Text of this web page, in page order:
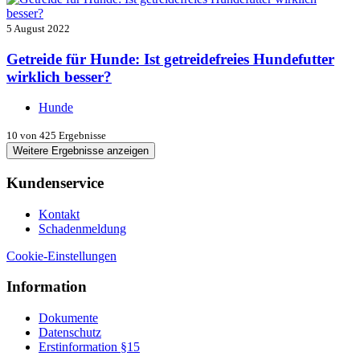
5 August 2022
Getreide für Hunde: Ist getreidefreies Hundefutter
wirklich besser?
Hunde
10 von 425 Ergebnisse
Weitere Ergebnisse anzeigen
Kundenservice
Kontakt
Schadenmeldung
Cookie-Einstellungen
Information
Dokumente
Datenschutz
Erstinformation §15